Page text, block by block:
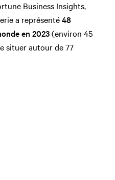
Business Insights,
a représenté48
en 2023(environ 45
situer autour de 77